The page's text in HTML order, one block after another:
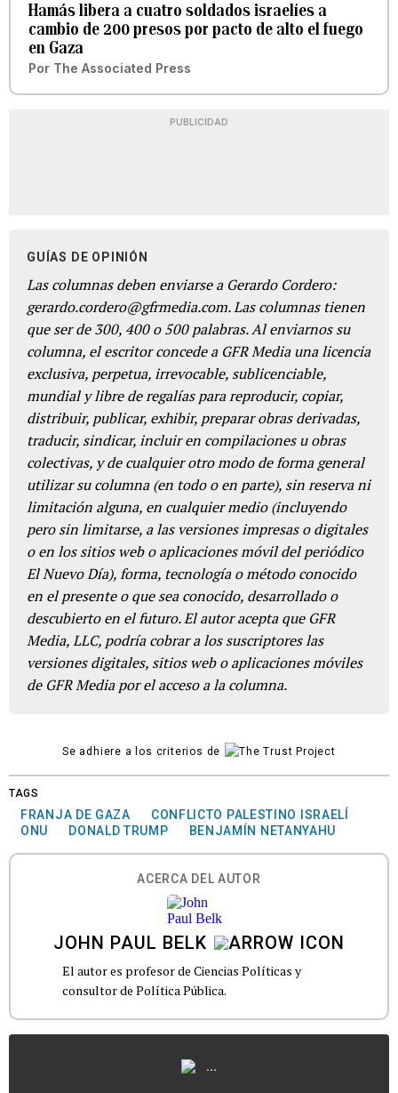
Hamás libera a cuatro soldados israelíes a
cambio de 200 presos por pacto de alto el fuego
en Gaza
Por The Associated Press
PUBLICIDAD
GUÍAS DE OPINIÓN
Las columnas deben enviarse a Gerardo Cordero:
gerardo.cordero@gfrmedia.com. Las columnas tienen
que ser de 300, 400 o 500 palabras. Al enviarnos su
columna, el escritor concede a GFR Media una licencia
exclusiva, perpetua, irrevocable, sublicenciable,
mundial y libre de regalías para reproducir, copiar,
distribuir, publicar, exhibir, preparar obras derivadas,
traducir, sindicar, incluir en compilaciones u obras
colectivas, y de cualquier otro modo de forma general
utilizar su columna (en todo o en parte), sin reserva ni
limitación alguna, en cualquier medio (incluyendo
pero sin limitarse, a las versiones impresas o digitales
o en los sitios web o aplicaciones móvil del periódico
El Nuevo Día), forma, tecnología o método conocido
en el presente o que sea conocido, desarrollado o
descubierto en el futuro. El autor acepta que GFR
Media, LLC, podría cobrar a los suscriptores las
versiones digitales, sitios web o aplicaciones móviles
de GFR Media por el acceso a la columna.
Se adhiere a los criterios de
TAGS
FRANJA DE GAZA
CONFLICTO PALESTINO ISRAELÍ
ONU
DONALD TRUMP BENJAMÍN NETANYAHU
ACERCA DEL AUTOR
JOHN PAUL BELK
El autor es profesor de Ciencias Políticas y
consultor de Política Pública.
...